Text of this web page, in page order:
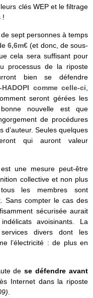
clés WEP et le filtrage
!
sept personnes à temps
6,6m€ (et donc, de sous-
cela sera suffisant pour
processus de la riposte
bien se défendre
comme celle-ci
seront gérées les
nouvelle est que
de procédures
d’auteur. Seules quelques
qui auront valeur
est une mesure peut-être
collective et non plus
les membres sont
Sans compter le cas des
sécurisée aurait
avoisinants. La
divers dont les
l’électricité : de plus en
dese défendre avant
Internet dans la riposte